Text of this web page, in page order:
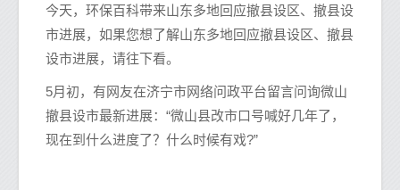
今天，环保百科带来山东多地回应撤县设区、撤县设
市进展，如果您想了解山东多地回应撤县设区、撤县
设市进展，请往下看。
5月初，有网友在济宁市网络问政平台留言问询微山
撤县设市最新进展：“微山县改市口号喊好几年了，
现在到什么进度了？什么时候有戏?”